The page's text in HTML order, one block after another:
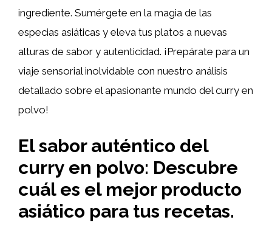
ingrediente. Sumérgete en la magia de las
especias asiáticas y eleva tus platos a nuevas
alturas de sabor y autenticidad. ¡Prepárate para un
viaje sensorial inolvidable con nuestro análisis
detallado sobre el apasionante mundo del curry en
polvo!
El sabor auténtico del
curry en polvo: Descubre
cuál es el mejor producto
asiático para tus recetas.